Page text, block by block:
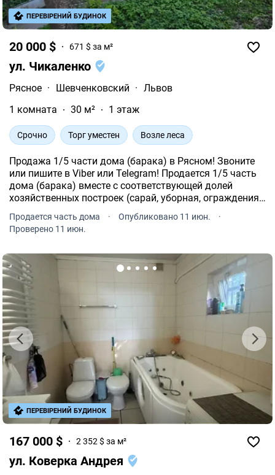
20 000 $ 671 $ за м²
ул. Чикаленко
Рясное · Шевченковский · Львов
1 комната
30 м² 1 этаж
Срочно Торг уместен Возле леса
Продажа 1/5 части дома (барака) в Рясном! Звоните
или пишите в Viber или Telegram! Продается 1/5 часть
дома (барака) вместе с соответствующей долей
хозяйственных построек (сарай, уборная, ограждения
Продается часть дома · Опубликовано 11 июн.
·
Проверено 11 июн.
ПЕРЕВІРЕНИЙ БУДИНОК
167 000 $ 2 352 $ за м²
ул. Коверка Андрея
ПЕРЕВІРЕНИЙ БУДИНОК